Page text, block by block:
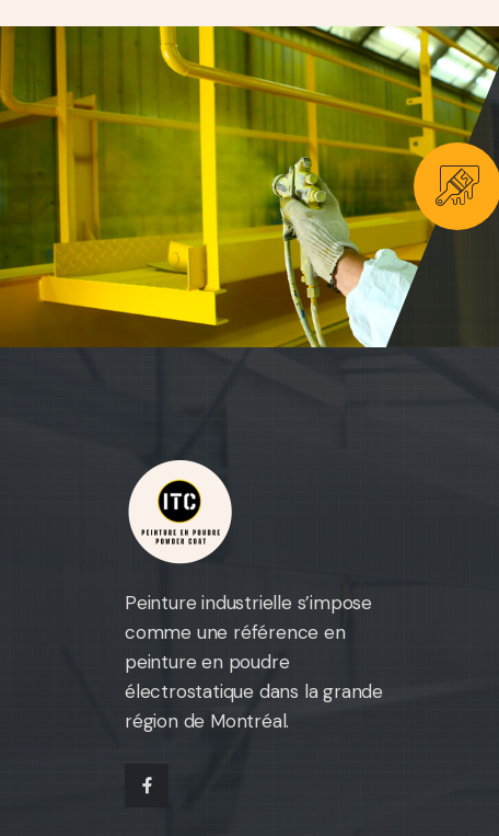
Peinture industrielle s’impose
comme une référence en
peinture en poudre
électrostatique dans la grande
région de Montréal.
facebook